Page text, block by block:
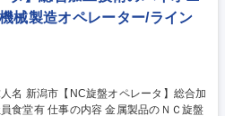
械製造オペレーター/ライン
製品のＮＣ旋盤